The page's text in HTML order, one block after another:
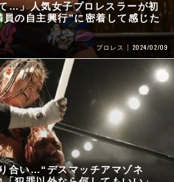
…」人気女子プロレスラーが初
の自主興行”に密着して感じた
プロレス 2024/02/09
合い…“デスマッチアマゾネ